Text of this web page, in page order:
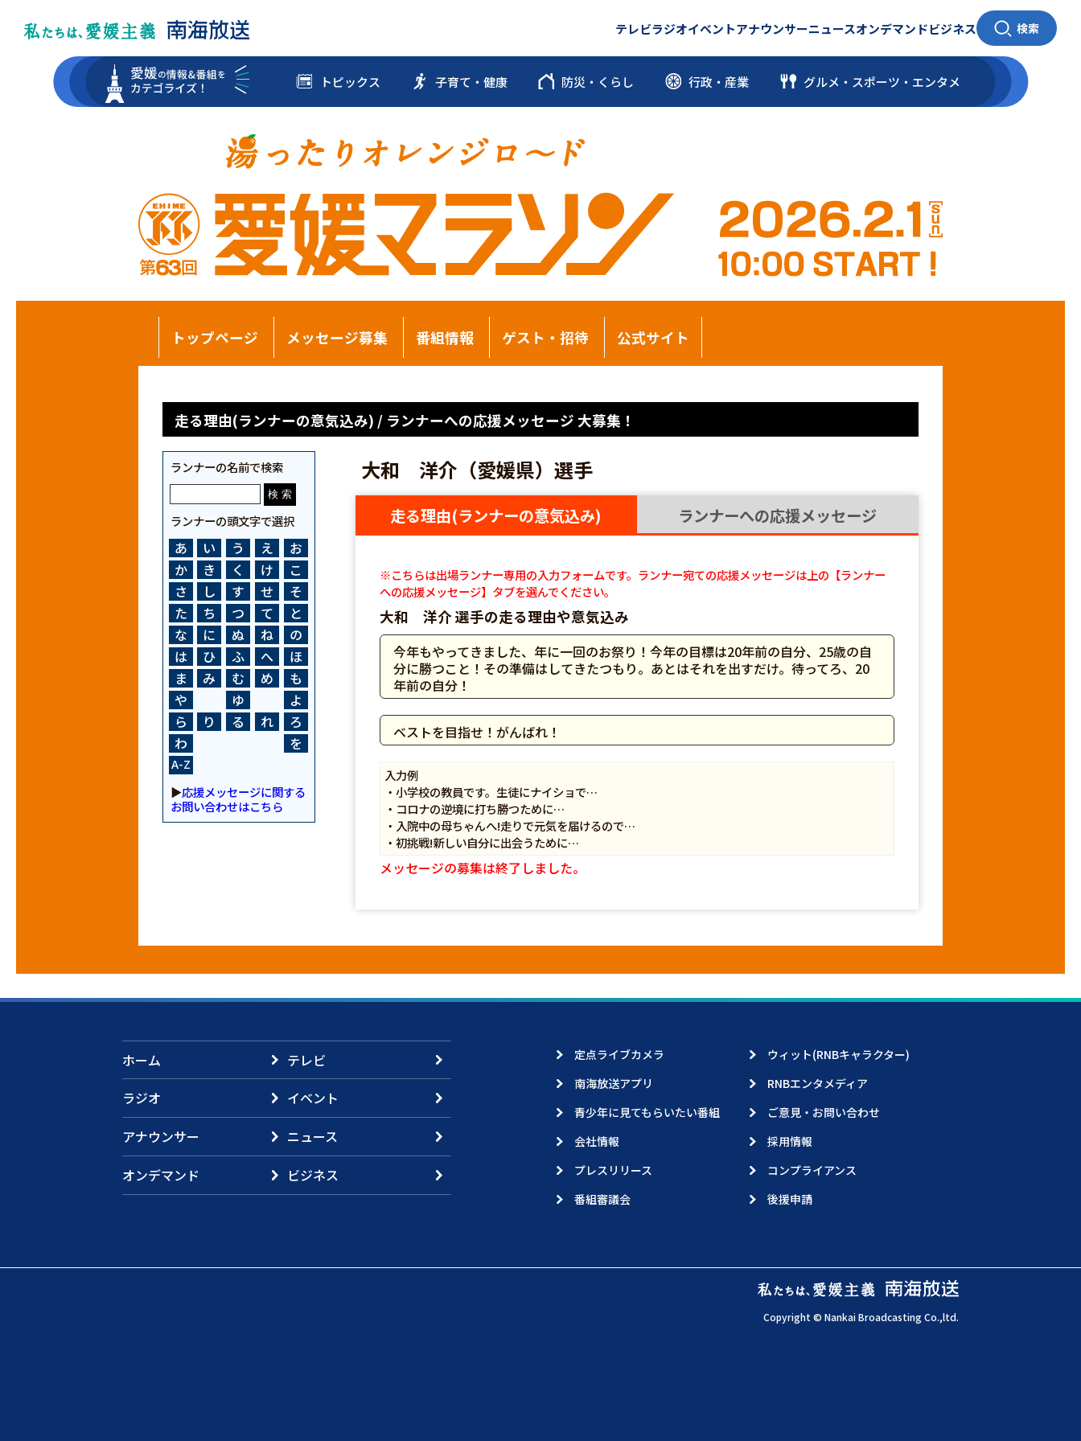
テレビラジオイベントアナウンサーニュースオンデマンドビジネス 検索
トピックス 子育て・健康 防災・くらし 行政・産業 グルメ・スポーツ ・ エンタメ
トップページ メッセージ募集 番組情報 ゲスト・招待 公式サイト
走る理由(ランナーの意気込み) / ランナーへの応援メッセージ 大募集！
ランナーの名前で検索
ランナーの頭文字で選択
あ い う え
お
か
き く け
こ
さ
し す せ
そ
た
ち つ て
と
な
に ぬ ね
の
は
ひ ふ へ
ほ
ま
み む め
も
や
ゆ
よ
ら
り る れ
ろ
わ
を
A-Z
▶応援メッセージに関する
お問い合わせはこちら
大和 洋介（愛媛県）選手
走る理由(ランナーの意気込み) ランナーへの応援メッセージ
※こちらは出場ランナー専用の入力フォームです。ランナー宛ての応援メッセージは上の【ランナー
への応援メッセージ】タブを選んでください。
大和 洋介 選手の走る理由や意気込み
今年もやってきました、年に一回のお祭り！今年の目標は20年前の自分、25歳の自
分に勝つこと！その準備はしてきたつもり。あとはそれを出すだけ。待ってろ、20
年前の自分！
ベストを目指せ！がんばれ！
入力例
・小学校の教員です。生徒にナイショで…
・コロナの逆境に打ち勝つために…
・入院中の母ちゃんへ!走りで元気を届けるので…
・初挑戦!新しい自分に出会うために…
メッセージの募集は終了しました。
ホーム
テレビ
ラジオ
イベント
アナウンサー
ニュース
オンデマンド
ビジネス
定点ライブカメラ
ウィット(RNBキャラクター)
南海放送アプリ
RNBエンタメディア
青少年に見てもらいたい番組
ご意見・お問い合わせ
会社情報
採用情報
プレスリリース
コンプライアンス
番組審議会
後援申請
Copyright © Nankai Broadcasting Co.,ltd.